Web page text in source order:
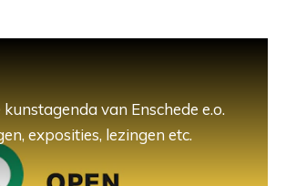
van Enschede e.o.
exposities, lezingen etc.